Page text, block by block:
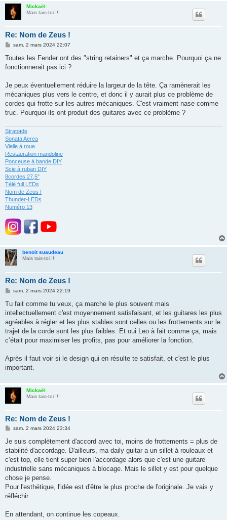
Mickaël
Mais tais-toi !!!
Re: Nom de Zeus !
M
s
a
sam. 2 mars 2024 22:07
Toutes les Fender ont des "string retainers" et ça marche. Pourquoi ça ne
fonctionnerait pas ici ?
Je peux éventuellement réduire la largeur de la tête. Ça ramènerait les
mécaniques plus vers le centre, et donc il y aurait plus ce problème de
cordes qui frotte sur les autres mécaniques. C'est vraiment nase comme
truc. Pourquoi ils ont produit des guitares avec ce problème ?
Stratoïde
Sonata Aerea
Vielle à roue
Restauration mandoline
Ponceuse à bande DIY
Scie à ruban DIY
8cordes 27,5"
Télé full LEDs
Nom de Zeus !
Thunder-LEDs
Numéro 13
benoit suaudeau
Mais tais-toi !!!
Re: Nom de Zeus !
M
s
a
g
e
sam. 2 mars 2024 22:19
Tu fait comme tu veux, ça marche le plus souvent mais
intellectuellement c'est moyennement satisfaisant, et les guitares les plus
agréables à régler et les plus stables sont celles ou les frottements sur le
trajet de la corde sont les plus faibles. Et oui Leo à fait comme ça, mais
c’était pour maximiser les profits, pas pour améliorer la fonction.
Après il faut voir si le design qui en résulte te satisfait, et c'est le plus
important.
Mickaël
Mais tais-toi !!!
Re: Nom de Zeus !
M
s
a
g
sam. 2 mars 2024 23:34
Je suis complètement d'accord avec toi, moins de frottements = plus de
stabilité d'accordage. D'ailleurs, ma daily guitar a un sillet à rouleaux et
c'est top, elle tient super bien l'accordage alors que c'est une guitare
industrielle sans mécaniques à blocage. Mais le sillet y est pour quelque
chose je pense.
Pour l'esthétique, l'idée est d'être le plus proche de l'originale. Je vais y
réfléchir.
En attendant, on continue les copeaux.